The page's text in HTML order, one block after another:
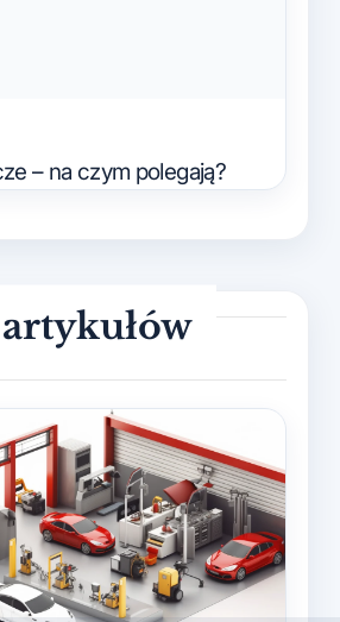
– na czym polegają?